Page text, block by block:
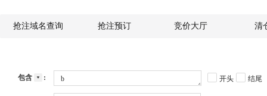
抢注域名查询 抢注预订 竞价大厅 清
包含 开头 结尾